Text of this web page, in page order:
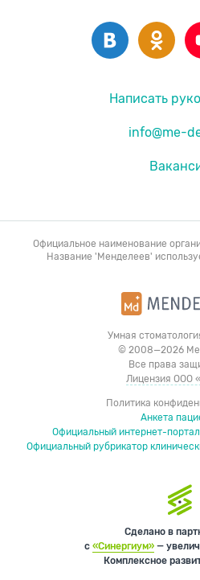
Написать
info@me-
Официальное наименование
Название 'Менделеев'
Умная
© 2008—2026
Все права
Лицензия ООО
Политика
Анкета
Официальный интернет-
Официальный рубрикатор
Сделано в
с «Синергиум»—
Комплексное